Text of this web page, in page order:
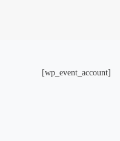
[wp_event_account]